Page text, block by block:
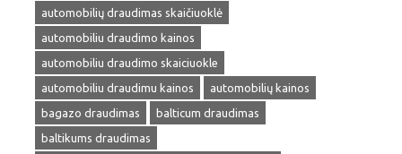
automobilių draudimas skaičiuoklė
automobiliu draudimo kainos
automobiliu draudimo skaiciuokle
automobiliu draudimu kainos
automobilių kainos
bagazo draudimas
balticum draudimas
baltikums draudimas